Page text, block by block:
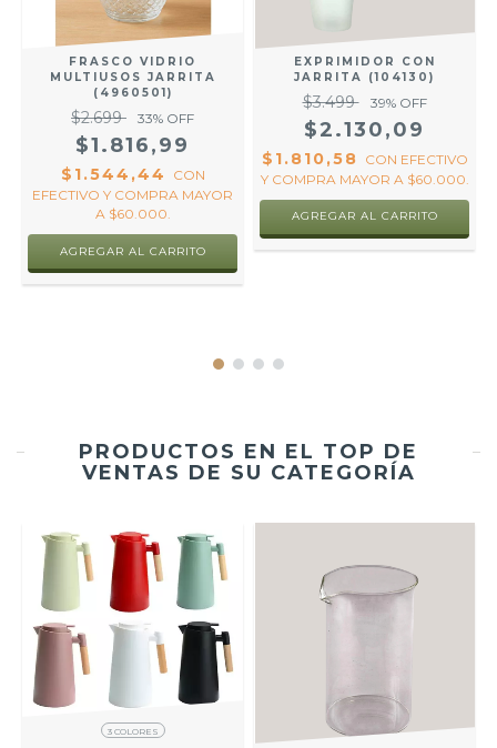
FRASCO VIDRIO
MULTIUSOS JARRITA
(4960501)
$2.699 33% OFF
$1.816,99
$1.544,44
CON
EFECTIVO Y COMPRA MAYOR
A $60.000.
EXPRIMIDOR CON
JARRITA (104130)
$3.499 39% OFF
$2.130,09
$1.810,58 CON EFECTIVO
Y COMPRA MAYOR A $60.000.
AGREGAR AL CARRITO
PRODUCTOS EN EL TOP DE
VENTAS DE SU CATEGORÍA
3 COLORES